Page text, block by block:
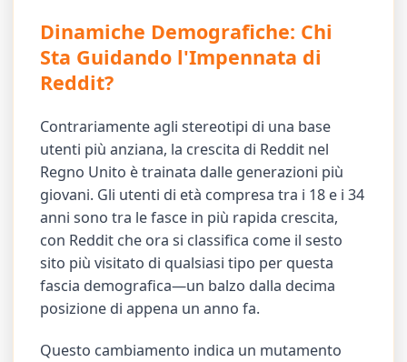
Dinamiche Demografiche: Chi
Sta Guidando l'Impennata di
Reddit?
Contrariamente agli stereotipi di una base
utenti più anziana, la crescita di Reddit nel
Regno Unito è trainata dalle generazioni più
giovani. Gli utenti di età compresa tra i 18 e i 34
anni sono tra le fasce in più rapida crescita,
con Reddit che ora si classifica come il sesto
sito più visitato di qualsiasi tipo per questa
fascia demografica—un balzo dalla decima
posizione di appena un anno fa.
Questo cambiamento indica un mutamento